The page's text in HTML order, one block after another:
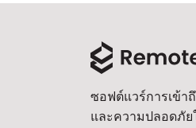
ซอฟต์แวร์การเข้า
และความปลอดภั